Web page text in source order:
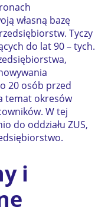
własną bazę
Tyczy
do lat 90 – tych.
20 osób przed
temat okresów
W tej
do oddziału ZUS,
i